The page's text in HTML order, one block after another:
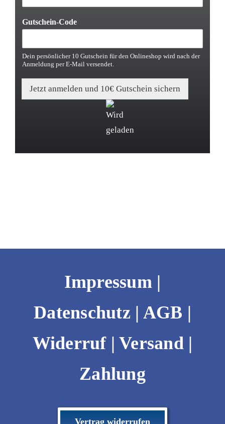
G
u
s
c
h
e
n
e
Gutschein-Code
Dein persönlicher 10 Gutschein für den Onlineshop wird nach der
Anmeldung per E-Mail versendet.
Jetzt anmelden und 10€ Gutschein sichern
Impressum|
Datenschutz| AGB |
Widerruf|Versand |
Zahlung
Vertrag widerrufen